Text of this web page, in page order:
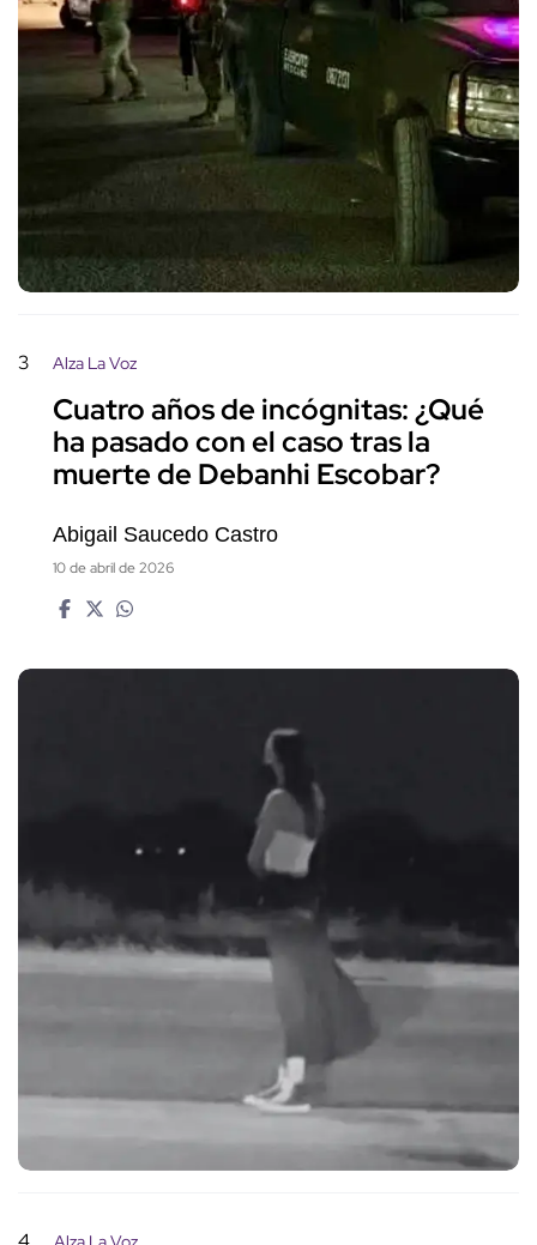
3 Alza La Voz
Cuatro años de incógnitas: ¿Qué
ha pasado con el caso tras la
muerte de Debanhi Escobar?
Abigail Saucedo Castro
10 de abril de 2026